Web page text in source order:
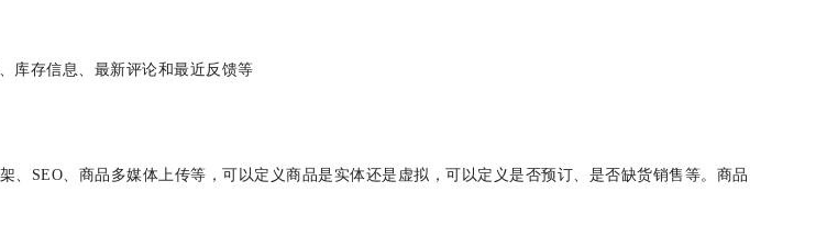
、库存信息、最新评论和最近反馈等
SEO、商品多媒体上传等，可以定义商品是实体还是虚拟，可以定义是否预订、是否缺货销售等。商品